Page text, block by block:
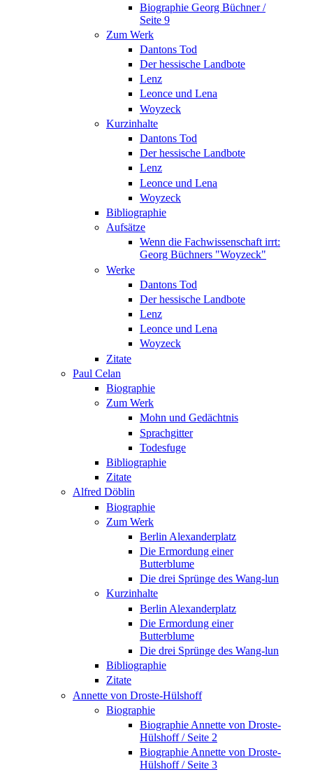
Biographie Georg Büchner /
Seite 9
Zum Werk
Dantons Tod
Der hessische Landbote
Lenz
Leonce und Lena
Woyzeck
Kurzinhalte
Dantons Tod
Der hessische Landbote
Lenz
Leonce und Lena
Woyzeck
Bibliographie
Aufsätze
Wenn die Fachwissenschaft irrt:
Georg Büchners "Woyzeck"
Werke
Dantons Tod
Der hessische Landbote
Lenz
Leonce und Lena
Woyzeck
Zitate
Paul Celan
Biographie
Zum Werk
Mohn und Gedächtnis
Sprachgitter
Todesfuge
Bibliographie
Zitate
Alfred Döblin
Biographie
Zum Werk
Berlin Alexanderplatz
Die Ermordung einer
Butterblume
Die drei Sprünge des Wang-lun
Kurzinhalte
Berlin Alexanderplatz
Die Ermordung einer
Butterblume
Die drei Sprünge des Wang-lun
Bibliographie
Zitate
Annette von Droste-Hülshoff
Biographie
Biographie Annette von Droste-
Hülshoff / Seite 2
Biographie Annette von Droste-
Hülshoff / Seite 3